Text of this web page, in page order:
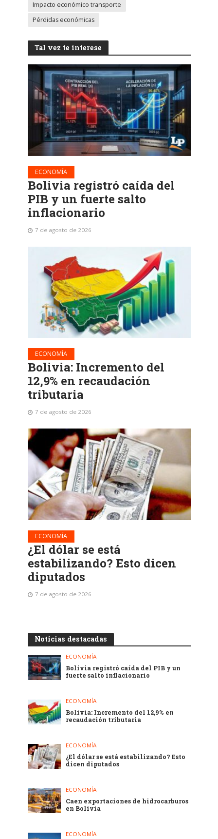
Impacto económico transporte
Pérdidas económicas
Tal vez te interese
ECONOMÍA
Bolivia registró caída del
PIB y un fuerte salto
inflacionario
7 de agosto de 2026
ECONOMÍA
Bolivia: Incremento del
12,9% en recaudación
tributaria
7 de agosto de 2026
ECONOMÍA
¿El dólar se está
estabilizando? Esto dicen
diputados
7 de agosto de 2026
Noticias destacadas
ECONOMÍA
Bolivia registró caída del PIB y un
fuerte salto inflacionario
ECONOMÍA
Bolivia: Incremento del 12,9% en
recaudación tributaria
ECONOMÍA
¿El dólar se está estabilizando? Esto
dicen diputados
ECONOMÍA
Caen exportaciones de hidrocarburos
en Bolivia
ECONOMÍA